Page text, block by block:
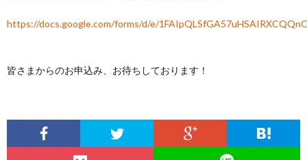
https://docs.google.com/forms/d/e/
皆さまからのお申込み、お待ちしております！